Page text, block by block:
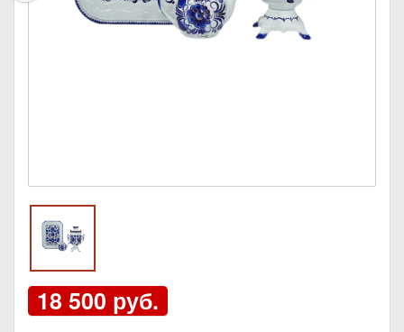
18 500 руб.